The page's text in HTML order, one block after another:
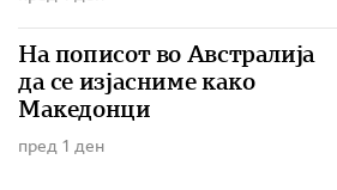
На пописот во Австралија
да се изјасниме како
Македонци
пред 1 ден